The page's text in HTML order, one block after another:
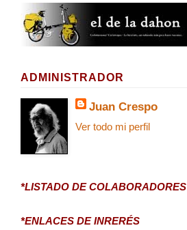
ADMINISTRADOR
Juan Crespo
Ver todo mi perfil
*LISTADO DE COLABORADORES
*ENLACES DE INRERÉS